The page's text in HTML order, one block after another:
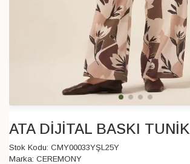
ATA DİJİTAL BASKI TUNİK
Stok Kodu: CMY00033YŞL25Y
Marka: CEREMONY